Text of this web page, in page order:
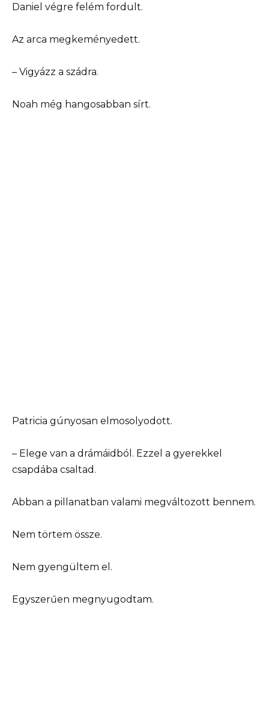
Daniel végre felém fordult.
Az arca megkeményedett.
– Vigyázz a szádra.
Noah még hangosabban sírt.
Patricia gúnyosan elmosolyodott.
– Elege van a drámáidból. Ezzel a gyerekkel
csapdába csaltad.
Abban a pillanatban valami megváltozott bennem.
Nem törtem össze.
Nem gyengültem el.
Egyszerűen megnyugodtam.